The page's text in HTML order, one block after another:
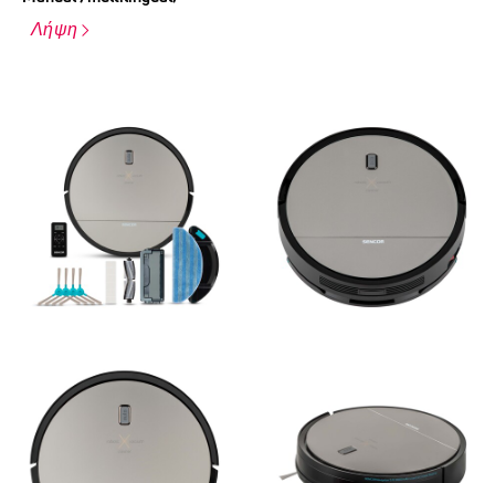
Λήψη